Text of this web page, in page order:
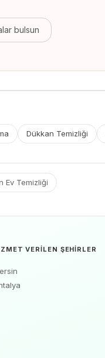
bulsun
Dükkan Temizliği
Ev Temizliği
VERILEN ŞEHIRLER